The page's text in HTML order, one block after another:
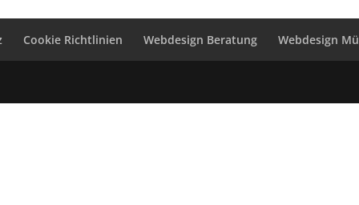
Cookie Richtlinien Webdesign Beratung Webdesign